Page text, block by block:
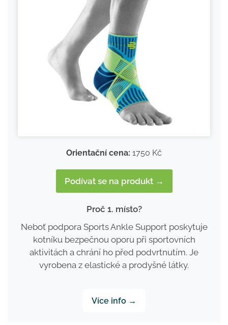
Orientační cena: 1750 Kč
Podívat se na produkt →
Proč 1. místo?
Neboť podpora Sports Ankle Support poskytuje
kotníku bezpečnou oporu při sportovních
aktivitách a chrání ho před podvrtnutím. Je
vyrobena z elastické a prodyšné látky.
Více info →